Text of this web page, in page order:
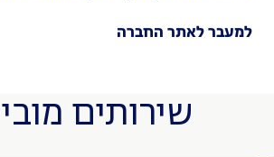
לאתר החברה
שירותים מובילים